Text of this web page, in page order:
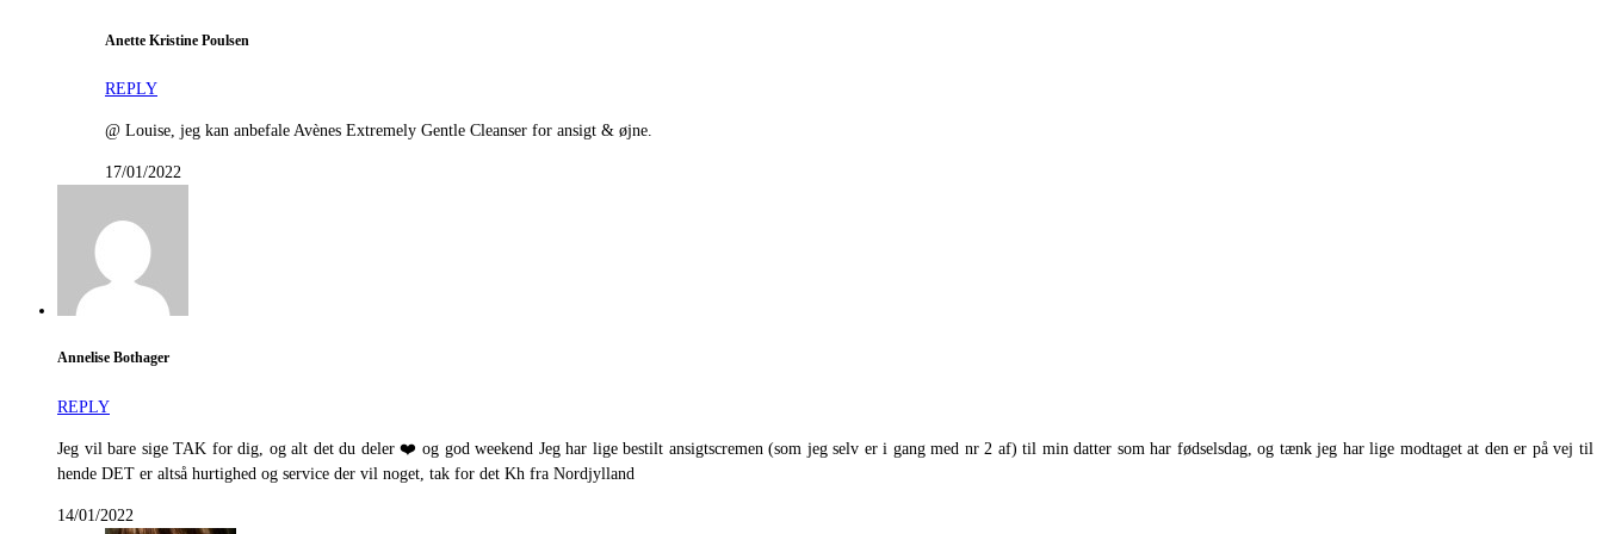
Anette Kristine Poulsen
REPLY
@ Louise, jeg kan anbefale Avènes Extremely Gentle Cleanser for ansigt & øjne.
17/01/2022
Annelise Bothager
REPLY
Jeg vil bare sige TAK for dig, og alt det du deler ❤️ og god weekend Jeg har lige bestilt ansigtscremen (som jeg selv er i gang med nr 2 af) til min datter som har fødselsdag, og tænk jeg har lige modtaget at den er på vej til
hende DET er altså hurtighed og service der vil noget, tak for det Kh fra Nordjylland
14/01/2022